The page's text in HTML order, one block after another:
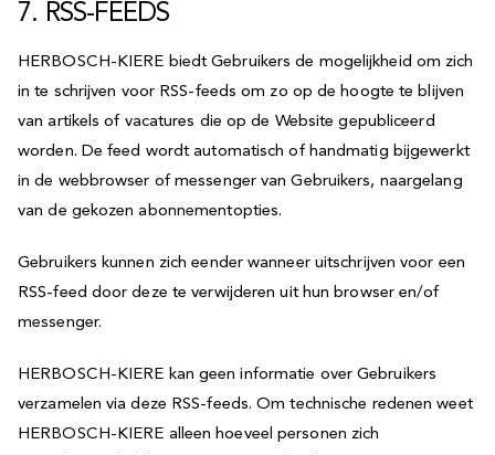
7. RSS-FEEDS
HERBOSCH-KIERE biedt Gebruikers de mogelijkheid om zich
in te schrijven voor RSS-feeds om zo op de hoogte te blijven
van artikels of vacatures die op de Website gepubliceerd
worden. De feed wordt automatisch of handmatig bijgewerkt
in de webbrowser of messenger van Gebruikers, naargelang
van de gekozen abonnementopties.
Gebruikers kunnen zich eender wanneer uitschrijven voor een
RSS-feed door deze te verwijderen uit hun browser en/of
messenger.
HERBOSCH-KIERE kan geen informatie over Gebruikers
verzamelen via deze RSS-feeds. Om technische redenen weet
HERBOSCH-KIERE alleen hoeveel personen zich